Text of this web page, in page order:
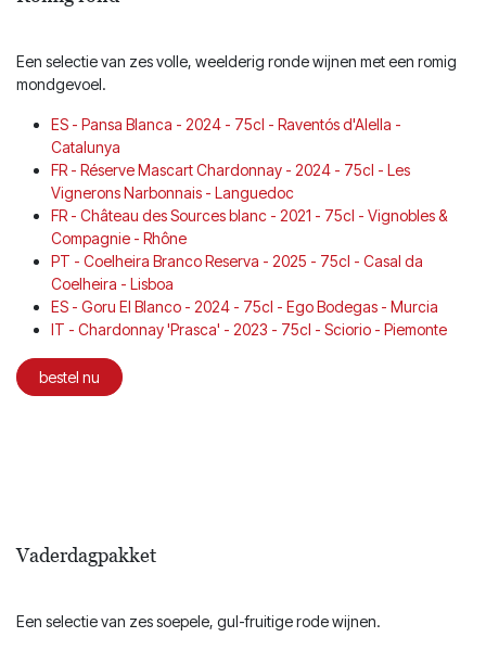
Een selectie van zes volle, weelderig ronde wijnen met een romig
mondgevoel.
ES - Pansa Blanca - 2024 - 75cl - Raventós d'Alella -
Catalunya
FR - Réserve Mascart Chardonnay - 2024 - 75cl - Les
Vignerons Narbonnais - Languedoc
FR - Château des Sources blanc - 2021 - 75cl - Vignobles &
Compagnie - Rhône
PT - Coelheira Branco Reserva - 2025 - 75cl - Casal da
Coelheira - Lisboa
ES - Goru El Blanco - 2024 - 75cl - Ego Bodegas - Murcia
IT - Chardonnay 'Prasca' - 2023 - 75cl - Sciorio - Piemonte
bestel nu
Vaderdagpakket
Een selectie van zes soepele, gul-fruitige rode wijnen.